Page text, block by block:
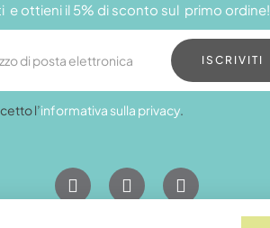
e ottieni il 5% di sconto sul primo ordine!
ISCRIVITI
l’informativa sulla privacy.